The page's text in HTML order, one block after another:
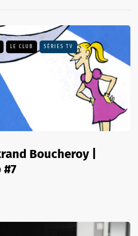
LE CLUB SÉRIES TV
Boucheroy |
#7